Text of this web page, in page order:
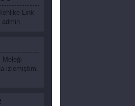
Link
admin
Meleği
izlemiştim.